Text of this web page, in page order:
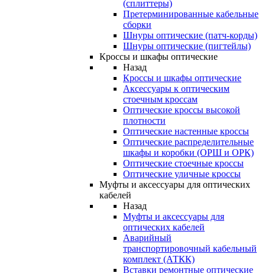
(сплиттеры)
Претерминированные кабельные
сборки
Шнуры оптические (патч-корды)
Шнуры оптические (пигтейлы)
Кроссы и шкафы оптические
Назад
Кроссы и шкафы оптические
Аксессуары к оптическим
стоечным кроссам
Оптические кроссы высокой
плотности
Оптические настенные кроссы
Оптические распределительные
шкафы и коробки (ОРШ и ОРК)
Оптические стоечные кроссы
Оптические уличные кроссы
Муфты и аксессуары для оптических
кабелей
Назад
Муфты и аксессуары для
оптических кабелей
Аварийный
транспортировочный кабельный
комплект (АТКК)
Вставки ремонтные оптические